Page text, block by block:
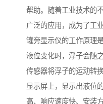
帮助。随着工业技术的
广泛的应用，成为了工
罐旁显示仪的工作原理
液位变化时，浮子会随
传感器将浮子的运动转
显示屏上，显示出液位
高、响应速度快、安装